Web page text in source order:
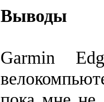
Выводы
Garmin